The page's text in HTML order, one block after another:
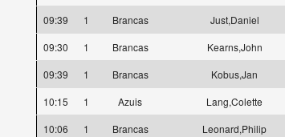
09:39
1 Brancas Just,Daniel
09:30
1 Brancas Kearns,John
09:39
1 Brancas Kobus,Jan
10:15
1 Azuis Lang,Colette
10:06
1 Brancas Leonard,Philip